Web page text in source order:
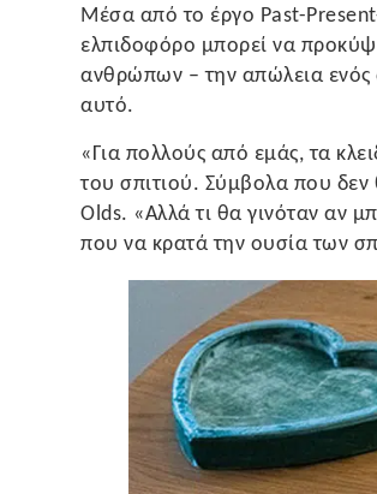
Μέσα από το έργο Past-
ελπιδοφόρο μπορεί να
ανθρώπων – την απώλεια ενός
αυτό.
«Για πολλούς από εμάς, τα
του σπιτιού. Σύμβολα που
Olds. «Αλλά τι θα γινόταν αν
που να κρατά την ουσία των